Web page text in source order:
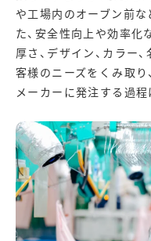
や工場内のオーブン前な
た、安全性向上や効率化
厚さ、デザイン、カラー
客様のニーズをくみ取り
メーカーに発注する過程